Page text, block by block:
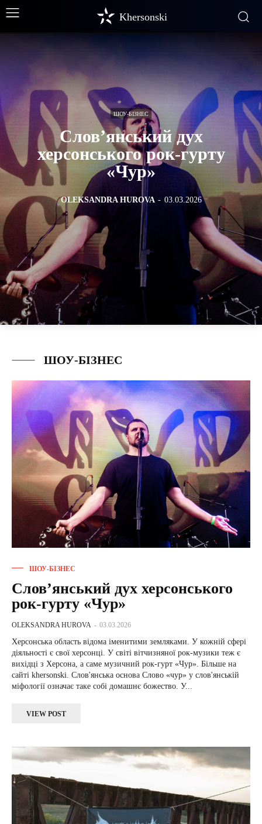
Khersonski
ШОУ-БІЗНЕС
Слов’янський дух
херсонського рок-гурту
«Чур»
OLEKSANDRA HUROVA - 03.03.2026
ШОУ-БІЗНЕС
ШОУ-БІЗНЕС
Слов’янський дух херсонського
рок-гурту «Чур»
OLEKSANDRA HUROVA - 03.03.2026
Херсонська область відома іменитими земляками. У кожній сфері
діяльності є свої херсонці. У світі вітчизняної рок-музики теж є
вихідці з Херсона, а саме музичний рок-гурт «Чур». Більше на
сайті khersonski. Слов'янська основа Слово «чур» у слов'янській
міфології означає таке собі домашнє божество. У...
VIEW POST